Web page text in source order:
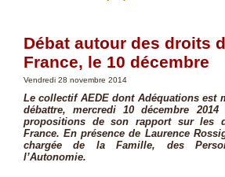
Débat autour des droits
France, le 10 décembre
Vendredi 28 novembre 2014
Le collectif AEDE dont Adéquations est
débattre, mercredi 10 décembre
propositions de son rapport sur les
France. En présence de Laurence
chargée de la Famille, des
l’Autonomie.